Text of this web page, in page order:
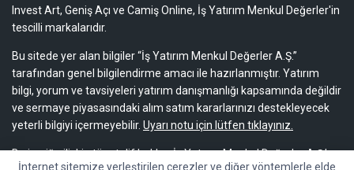
Invest Art, Geniş Açı ve Camiş Online, İş Yatırım Menkul Değerler'in
tescilli markalarıdır.
Bu sitede yer alan bilgiler “İş Yatırım Menkul Değerler A.Ş.”
tarafından genel bilgilendirme amacı ile hazırlanmıştır. Yatırım
bilgi, yorum ve tavsiyeleri yatırım danışmanlığı kapsamında değildir
ve sermaye piyasasındaki alım satım kararlarınızı destekleyecek
yeterli bilgiyi içermeyebilir. Uyarı notu için lütfen tıklayınız.
Bu içeriğe ilişkin tüm telif hakları İş Yatırım Menkul Değerler A.Ş.’ye
İnternet sitemize yerleştirilen çerezler ve diğer yöntemlerle elde